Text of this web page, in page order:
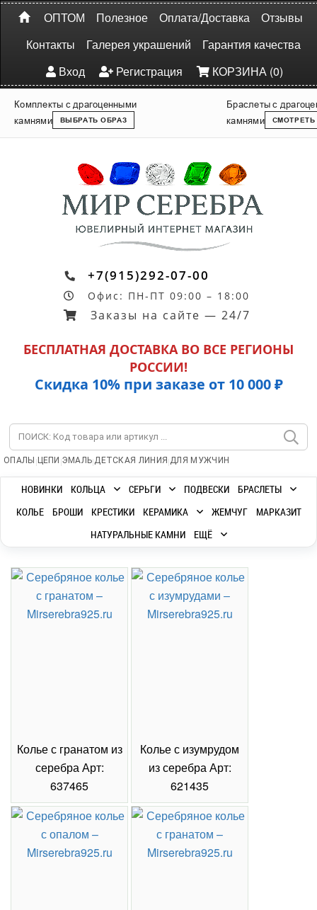
ОПТОМ Полезное Оплата/Доставка
Отзывы
Контакты
Галерея украшений
Гарантия качества
Вход
Регистрация КОРЗИНА (0)
Комплекты с драгоценными
камнями
ВЫБРАТЬ ОБРАЗ
Браслеты с
камнями
СМОТРЕТЬ
+7(915)292-07-00
Офис: ПН-ПТ 09:00 – 18:00
Заказы на сайте — 24/7
БЕСПЛАТНАЯ ДОСТАВКА ВО ВСЕ РЕГИОНЫ
РОССИИ!
Скидка 10% при заказе от 10 000 ₽
ОПАЛЫ | ЦЕПИ |ЭМАЛЬ|ДЕТСКАЯ ЛИНИЯ |ДЛЯ МУЖЧИН
НОВИНКИ КОЛЬЦА СЕРЬГИ ПОДВЕСКИ
БРАСЛЕТЫ
КОЛЬЕ
БРОШИ КРЕСТИКИ КЕРАМИКА ЖЕМЧУГ
МАРКАЗИТ
НАТУРАЛЬНЫЕ КАМНИ
ЕЩЁ
Колье с гранатом из
серебра Арт:
637465
Колье с изумрудом
из серебра Арт:
621435